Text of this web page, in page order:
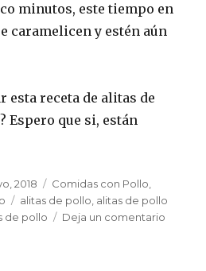
minutos, este tiempo en
caramelicen y estén aún
esta receta de alitas de
Espero que si, están
2018 Categorías
Comidas con Pollo
Etiquetas
alitas de pollo alitas de pollo
de pollo Deja un comentario